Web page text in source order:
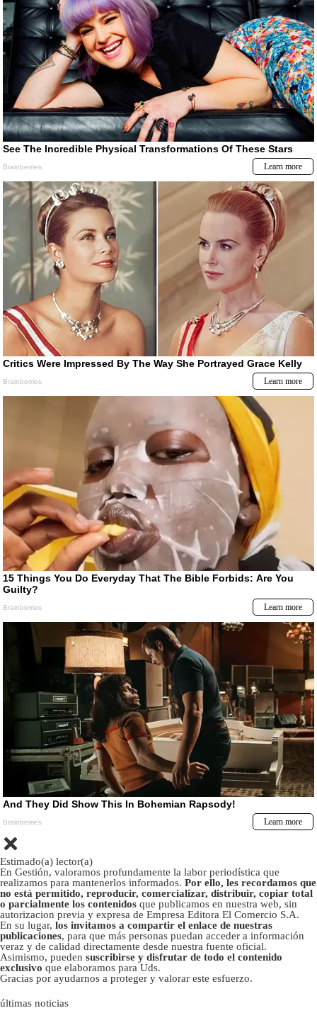
Estimado(a) lector(a)
En Gestión, valoramos profundamente la labor periodística que
realizamos para mantenerlos informados. Por ello, les recordamos que
no está permitido, reproducir, comercializar, distribuir, copiar total
o parcialmente los contenidos que publicamos en nuestra web, sin
autorizacion previa y expresa de Empresa Editora El Comercio S.A.
En su lugar, los invitamos a compartir el enlace de nuestras
publicaciones, para que más personas puedan acceder a información
veraz y de calidad directamente desde nuestra fuente oficial.
Asimismo, pueden suscribirse y disfrutar de todo el contenido
exclusivo que elaboramos para Uds.
Gracias por ayudarnos a proteger y valorar este esfuerzo.
últimas noticias